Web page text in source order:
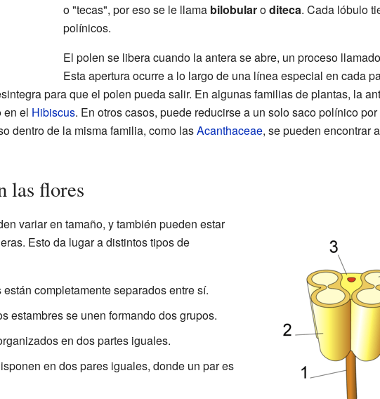
o "tecas", por eso se le llama bilobularoditeca. Cada lóbulo
polínicos.
El polen se libera cuando la antera se abre, un proceso llamado
Esta apertura ocurre a lo largo de una línea especial en cada
para que el polen pueda salir. En algunas familias de plantas, la
en el Hibiscus. En otros casos, puede reducirse a un solo saco polínico
dentro de la misma familia, como lasAcanthaceae, se pueden encontrar
las flores
variar en tamaño, y también pueden estar
Esto da lugar a distintos tipos de
completamente separados entre sí.
estambres se unen formando dos grupos.
en dos partes iguales.
en dos pares iguales, donde un par es